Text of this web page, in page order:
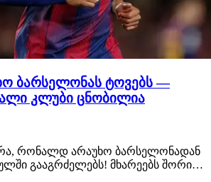
ბარსელონას ტოვებს —
კლუბი ცნობილია
რონალდ არაუხო ბარსელონადან
გააგრძელებს! მხარეებს შორის